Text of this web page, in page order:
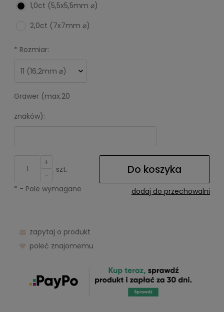
1,0ct (5,5x5,5mm ⌀)
2,0ct (7x7mm ⌀)
* Rozmiar:
Grawer (max.20
znaków):
+
-
szt. Do koszyka
dodaj do przechowalni
* - Pole wymagane
zapytaj o produkt
poleć znajomemu